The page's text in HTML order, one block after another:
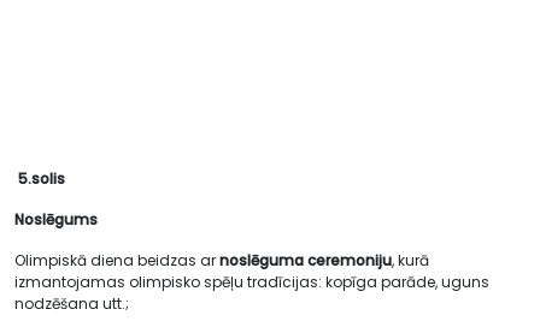
5.solis
Noslēgums
Olimpiskā diena beidzas arnoslēguma ceremoniju, kurā
izmantojamas olimpisko spēļu tradīcijas: kopīga parāde, uguns
nodzēšana utt.;